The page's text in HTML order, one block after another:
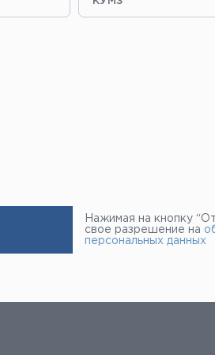
Нажимая на кнопку
свое разрешение на
персональных данных